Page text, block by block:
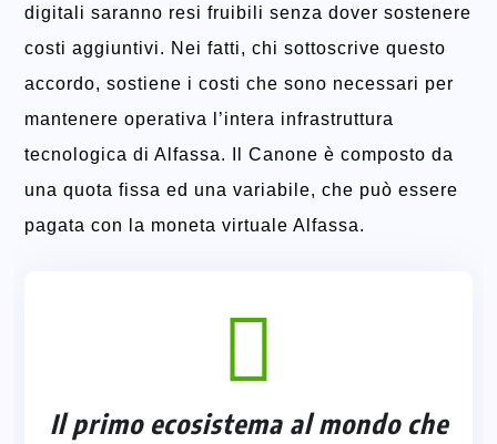
digitali saranno resi fruibili senza dover sostenere
costi aggiuntivi. Nei fatti, chi sottoscrive questo
accordo, sostiene i costi che sono necessari per
mantenere operativa l’intera infrastruttura
tecnologica di Alfassa. Il Canone è composto da
una quota fissa ed una variabile, che può essere
pagata con la moneta virtuale Alfassa.
Il primo ecosistema al mondo che